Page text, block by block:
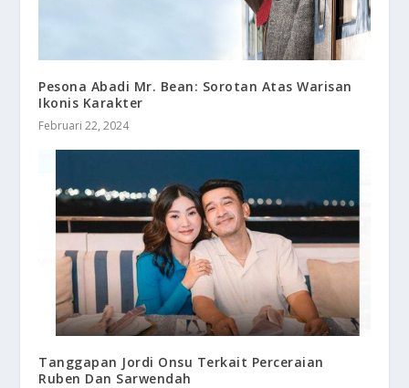
Pesona Abadi Mr. Bean: Sorotan Atas Warisan
Ikonis Karakter
Februari 22, 2024
Tanggapan Jordi Onsu Terkait Perceraian
Ruben Dan Sarwendah